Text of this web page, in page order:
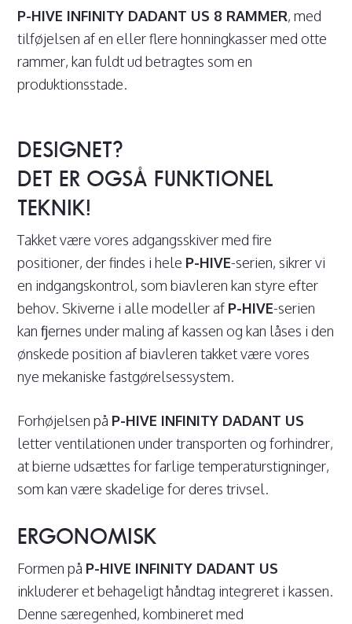
P-HIVE INFINITY DADANT US 8 RAMMER, med
tilføjelsen af en eller flere honningkasser med otte
rammer, kan fuldt ud betragtes som en
produktionsstade.
DESIGNET?
DET ER OGSÅ FUNKTIONEL
TEKNIK!
Takket være vores adgangsskiver med fire
positioner, der findes i hele P-HIVE-serien, sikrer vi
en indgangskontrol, som biavleren kan styre efter
behov. Skiverne i alle modeller af P-HIVE-serien
kan fjernes under maling af kassen og kan låses i den
ønskede position af biavleren takket være vores
nye mekaniske fastgørelsessystem.
Forhøjelsen på P-HIVE INFINITY DADANT US
letter ventilationen under transporten og forhindrer,
at bierne udsættes for farlige temperaturstigninger,
som kan være skadelige for deres trivsel.
ERGONOMISK
Formen på P-HIVE INFINITY DADANT US
inkluderer et behageligt håndtag integreret i kassen.
Denne særegenhed, kombineret med